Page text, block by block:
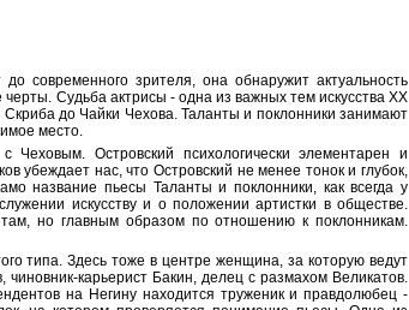
современного зрителя, она обнаружит актуальность
Судьба актрисы - одна из важных тем искусства XX
до Чайки Чехова. Таланты и поклонники занимают
место.
Чеховым. Островский психологически элементарен и
убеждает нас, что Островский не менее тонок и глубок,
название пьесы Таланты и поклонники, как всегда у
искусству и о положении артистки в обществе.
но главным образом по отношению к поклонникам.
типа. Здесь тоже в центре женщина, за которую ведут
карьерист Бакин, делец с размахом Великатов.
на Негину находится труженик и правдолюбец -